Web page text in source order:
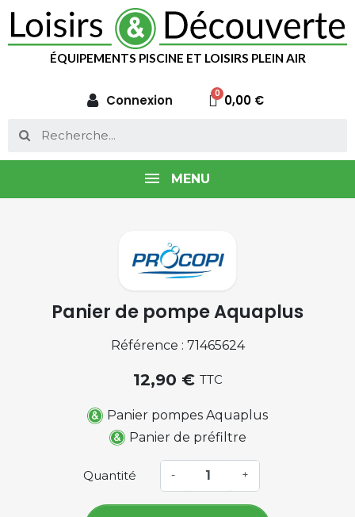
ÉQUIPEMENTS PISCINE ET LOISIRS PLEIN AIR
Connexion 0,00 €
MENU
Panier de pompe Aquaplus
Référence : 71465624
12,90 € TTC
Panier pompes Aquaplus
Panier de préfiltre
Quantité - +